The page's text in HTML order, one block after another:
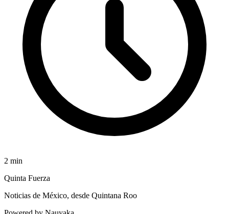
2 min
Quinta Fuerza
Noticias de México, desde Quintana Roo